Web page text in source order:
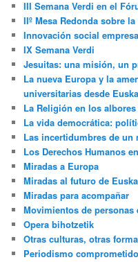
III Semana Verdi en el
IIº Mesa Redonda sobre
Innovación social
IX Semana Verdi
Jesuitas: una misión, un
La nueva Europa y la
universitarias desde
La Religión en los
La vida democrática:
Las incertidumbres de un
Los Derechos Humanos
Miradas a Europa
Miradas al futuro de
Miradas para acompañar
Movimientos de
Opera bihotzetik
Otras culturas, otras
Periodismo